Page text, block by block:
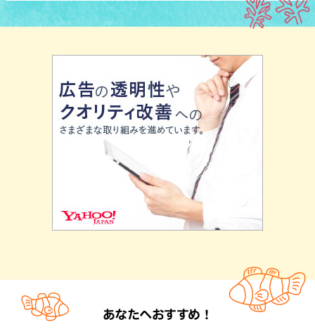
あなたへおすすめ！